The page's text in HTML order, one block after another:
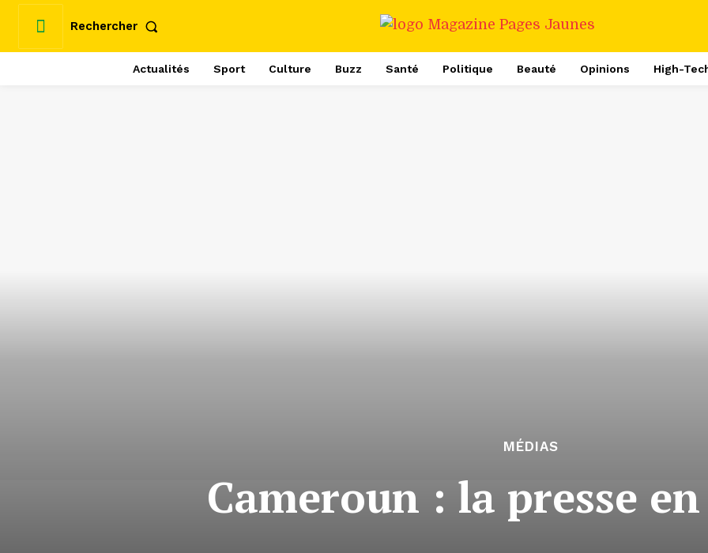
Rechercher
Actualités Sport Culture Buzz Santé Politique Beauté Opinions High-
MÉDIAS
Cameroun : la presse